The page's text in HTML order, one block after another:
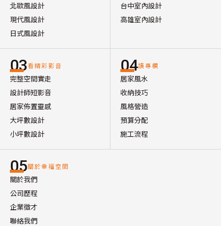
北歐風設計
現代風設計
日式風設計
台中室內設計
高雄室內設計
03看精彩影音
完整空間實走
設計師短影音
居家佈置靈感
大坪數設計
小坪數設計
04讀專欄
居家風水
收納技巧
風格營造
預算分配
施工流程
05關於幸福空間
關於我們
公司歷程
企業徵才
聯絡我們